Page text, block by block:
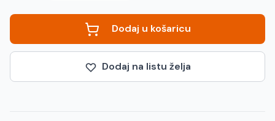
Dodaj u košaricu
Dodaj na listu želja